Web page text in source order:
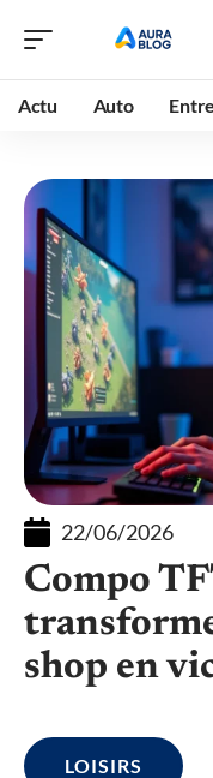
Actu Auto
22/06/2026
Compo
shop en
LOISIRS